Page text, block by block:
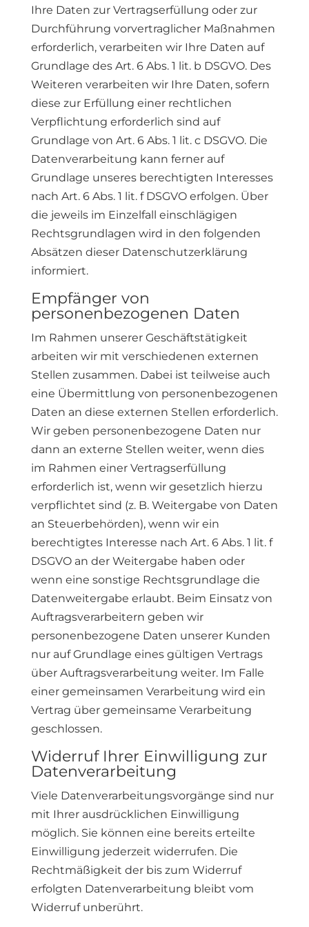
Ihre Daten zur Vertragserfüllung oder zur
Durchführung vorvertraglicher Maßnahmen
erforderlich, verarbeiten wir Ihre Daten auf
Grundlage des Art. 6 Abs. 1 lit. b DSGVO. Des
Weiteren verarbeiten wir Ihre Daten, sofern
diese zur Erfüllung einer rechtlichen
Verpflichtung erforderlich sind auf
Grundlage von Art. 6 Abs. 1 lit. c DSGVO. Die
Datenverarbeitung kann ferner auf
Grundlage unseres berechtigten Interesses
nach Art. 6 Abs. 1 lit. f DSGVO erfolgen. Über
die jeweils im Einzelfall einschlägigen
Rechtsgrundlagen wird in den folgenden
Absätzen dieser Datenschutzerklärung
informiert.
Empfänger von
personenbezogenen Daten
Im Rahmen unserer Geschäftstätigkeit
arbeiten wir mit verschiedenen externen
Stellen zusammen. Dabei ist teilweise auch
eine Übermittlung von personenbezogenen
Daten an diese externen Stellen erforderlich.
Wir geben personenbezogene Daten nur
dann an externe Stellen weiter, wenn dies
im Rahmen einer Vertragserfüllung
erforderlich ist, wenn wir gesetzlich hierzu
verpflichtet sind (z. B. Weitergabe von Daten
an Steuerbehörden), wenn wir ein
berechtigtes Interesse nach Art. 6 Abs. 1 lit. f
DSGVO an der Weitergabe haben oder
wenn eine sonstige Rechtsgrundlage die
Datenweitergabe erlaubt. Beim Einsatz von
Auftragsverarbeitern geben wir
personenbezogene Daten unserer Kunden
nur auf Grundlage eines gültigen Vertrags
über Auftragsverarbeitung weiter. Im Falle
einer gemeinsamen Verarbeitung wird ein
Vertrag über gemeinsame Verarbeitung
geschlossen.
Widerruf Ihrer Einwilligung zur
Datenverarbeitung
Viele Datenverarbeitungsvorgänge sind nur
mit Ihrer ausdrücklichen Einwilligung
möglich. Sie können eine bereits erteilte
Einwilligung jederzeit widerrufen. Die
Rechtmäßigkeit der bis zum Widerruf
erfolgten Datenverarbeitung bleibt vom
Widerruf unberührt.